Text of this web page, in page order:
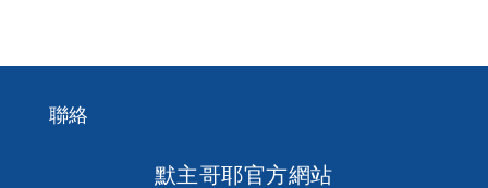
聯絡
默主哥耶官方網站